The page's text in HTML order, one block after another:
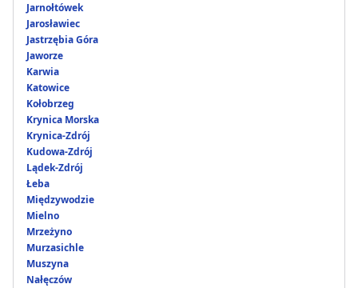
Jarnołtówek
Jarosławiec
Jastrzębia Góra
Jaworze
Karwia
Katowice
Kołobrzeg
Krynica Morska
Krynica-Zdrój
Kudowa-Zdrój
Lądek-Zdrój
Łeba
Międzywodzie
Mielno
Mrzeżyno
Murzasichle
Muszyna
Nałęczów